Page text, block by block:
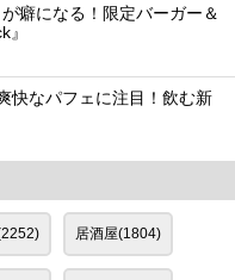
癖になる！限定バーガー＆
快なパフェに注目！飲む新
居酒屋(1804)